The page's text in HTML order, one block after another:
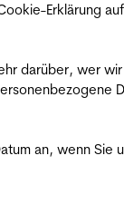
Erklärung auf
darüber, wer
an, wenn Sie